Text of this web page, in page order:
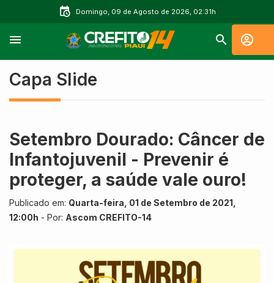
Domingo, 09 de Agosto de 2026, 02:31h
Capa Slide
Setembro Dourado: Câncer de
Infantojuvenil - Prevenir é
proteger, a saúde vale ouro!
Publicado em: Quarta-feira, 01 de Setembro de 2021,
12:00h - Por: Ascom CREFITO-14